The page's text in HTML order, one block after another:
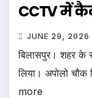
CCTV में
JUNE 29, 2026
बिलासपुर। शहर के
लिया। अपोलो चौक
more